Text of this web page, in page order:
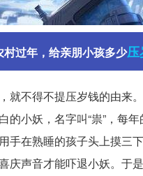
村过年，给亲朋小孩多少压
就不得不提压岁钱的由来
的小妖，名字叫“祟”，每
手在熟睡的孩子头上摸三
庆声音才能吓退小妖。于